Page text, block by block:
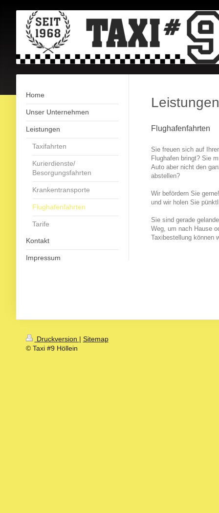
Home
Unser Unternehmen
Leistungen
Taxifahrten
Kurierdienste/
Besorgungsfahrten
Krankentransporte
Flughafenfahrten
Tarife
Kontakt
Impressum
Leistungen
Flughafenfahrten
Sie freuen sich auf
Flughafen bringt? Sie
Auto aber nicht den
abstellen?
Wir befördern Sie
und wir holen Sie
Sie sind gerade
Weg, um nach Hause
Taxibestellung können
Druckversion | Sitemap
© Taxi #9 Höllein